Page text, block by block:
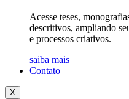
Acesse teses,
descritivos, ampliando
e processos criativos.
saiba mais
Contato
X